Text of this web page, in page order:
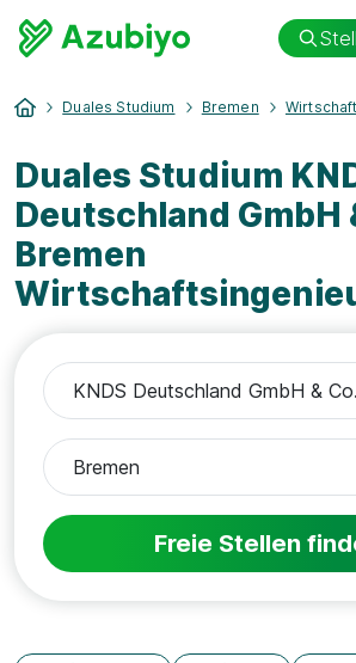
Duales Studium Bremen
Duales Studium
Deutschland GmbH
Bremen
Freie Stellen